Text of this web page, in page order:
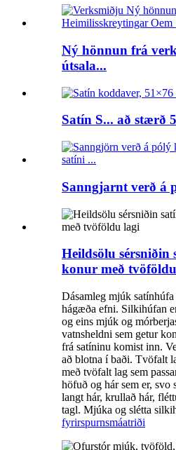
Ný hönnun frá
útsala...
Satín S... að stærð
Sanngjarnt verð á
Heildsölu
konur með
Dásamleg mjúk
hágæða efni. Silkihúfan
og eins mjúk og
vatnsheldni sem getur
frá satíninu komist inn.
að blotna í baði. Tvöfalt
með tvöfalt lag sem
höfuð og hár sem er, svo
langt hár, krullað hár,
tagl. Mjúka og slétta
fyrirspurnsmáatriði